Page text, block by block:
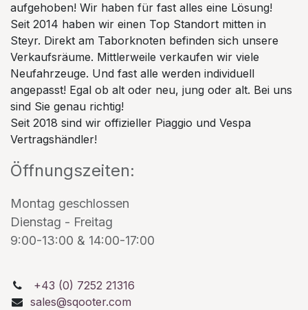
aufgehoben! Wir haben für fast alles eine Lösung!
Seit 2014 haben wir einen Top Standort mitten in
Steyr. Direkt am Taborknoten befinden sich unsere
Verkaufsräume. Mittlerweile verkaufen wir viele
Neufahrzeuge. Und fast alle werden individuell
angepasst! Egal ob alt oder neu, jung oder alt. Bei uns
sind Sie genau richtig!
Seit 2018 sind wir offizieller Piaggio und Vespa
Vertragshändler!
Öffnungszeiten:
Montag geschlossen
Dienstag - Freitag
9:00-13:00 & 14:00-17:00
+43 (0) 7252 21316
sales@sqooter.com